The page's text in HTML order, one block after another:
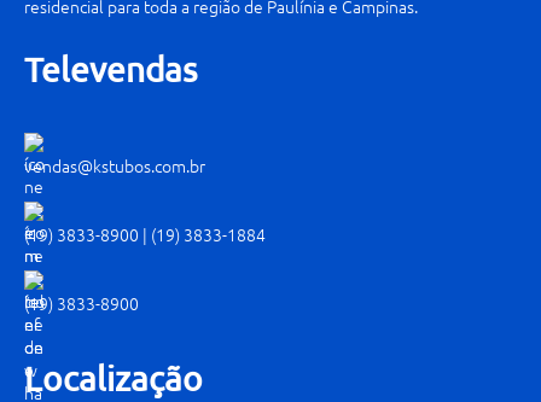
residencial para toda a região de Paulínia e Campinas.
Televendas
vendas@kstubos.com.br
(19) 3833-8900 | (19) 3833-1884
(19) 3833-8900
Localização